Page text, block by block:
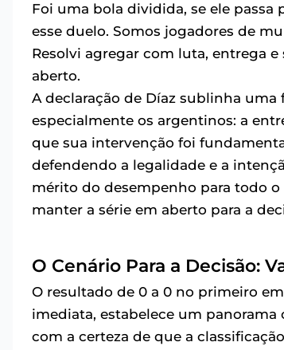
Foi uma bola dividida, se ele
esse duelo. Somos jogadores de
Resolvi agregar com luta, entrega
aberto.
A declaração de Díaz sublinha
especialmente os argentinos: a
que sua intervenção foi
defendendo a legalidade e a
mérito do desempenho para todo o
manter a série em aberto para a
O Cenário Para a Decisão:
O resultado de 0 a 0 no primeiro
imediata, estabelece um panorama
com a certeza de que a